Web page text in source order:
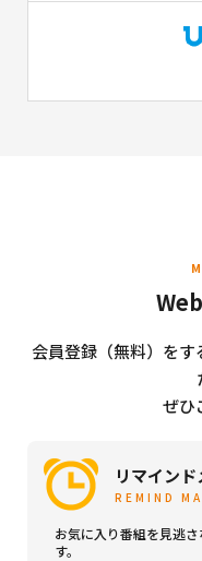
会員登録（無料）を
ぜひ
リマイン
REMIND
お気に入り番組を見逃
す。